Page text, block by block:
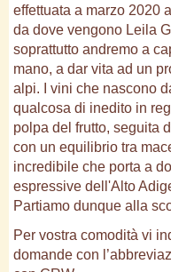
effettuata a marzo 2020
da dove vengono Leila
soprattutto andremo a
mano, a dar vita ad un
alpi. I vini che nascono
qualcosa di inedito in
polpa del frutto, seguita
con un equilibrio tra
incredibile che porta a
espressive dell'Alto
Partiamo dunque alla
Per vostra comodità vi
domande con